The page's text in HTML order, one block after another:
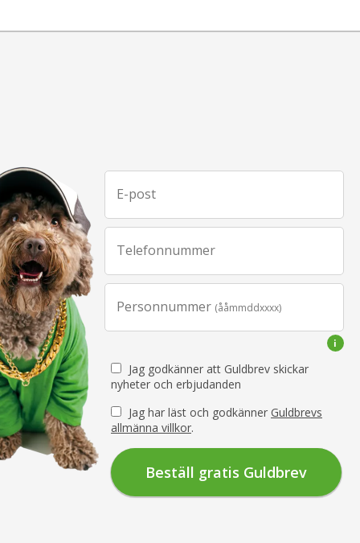
E-post
Telefonnummer
Personnummer (ååmmddxxxx)
Jag godkänner att Guldbrev skickar
nyheter och erbjudanden
Jag har läst och godkänner Guldbrevs
allmänna villkor.